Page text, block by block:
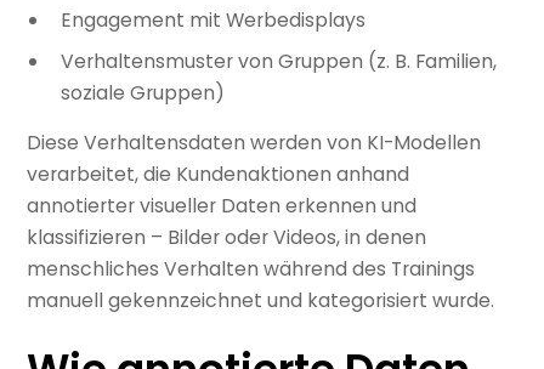
Engagement mit Werbedisplays
Verhaltensmuster von Gruppen (z. B. Familien,
soziale Gruppen)
Diese Verhaltensdaten werden von KI-Modellen
verarbeitet, die Kundenaktionen anhand
annotierter visueller Daten erkennen und
klassifizieren – Bilder oder Videos, in denen
menschliches Verhalten während des Trainings
manuell gekennzeichnet und kategorisiert wurde.